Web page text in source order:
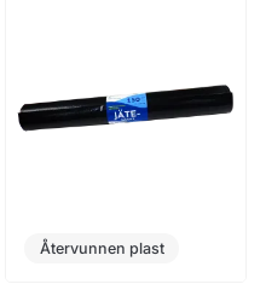
Återvunnen plast